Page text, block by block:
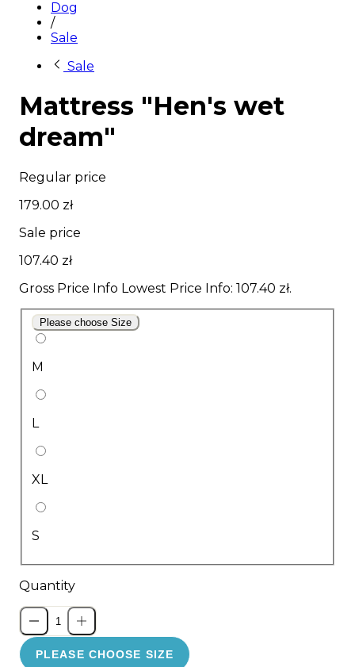
Dog
/
Sale
Sale
Mattress "Hen's wet
dream"
Regular price
179.00 zł
Sale price
107.40 zł
Gross Price Info Lowest Price Info: 107.40 zł.
Please choose Size
M
L
XL
S
Quantity
PLEASE CHOOSE SIZE